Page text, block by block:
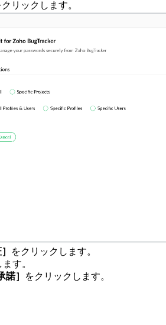
クリックします。
をクリックします。
す。
諾］ をクリックします。